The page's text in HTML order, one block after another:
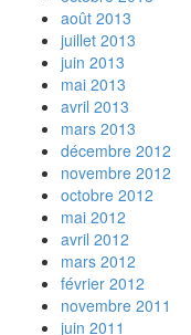
août 2013
juillet 2013
juin 2013
mai 2013
avril 2013
mars 2013
décembre 2012
novembre 2012
octobre 2012
mai 2012
avril 2012
mars 2012
février 2012
novembre 2011
juin 2011